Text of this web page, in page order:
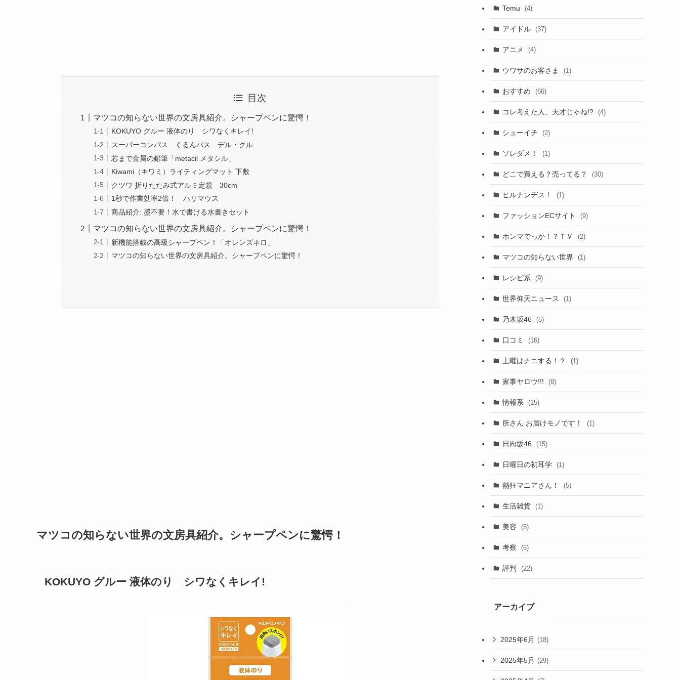
目次
マツコの知らない世界の文房具紹介。シャープペンに驚愕！
KOKUYO グルー 液体のり シワなくキレイ!
スーパーコンパス くるんパス デル・クル
芯まで金属の鉛筆「metacil メタシル」
Kiwami（キワミ）ライティングマット 下敷
クツワ 折りたたみ式アルミ定規 30cm
1秒で作業効率2倍！ ハリマウス
商品紹介: 墨不要！水で書ける水書きセット
マツコの知らない世界の文房具紹介。シャープペンに驚愕！
新機能搭載の高級シャープペン！「オレンズネロ」
マツコの知らない世界の文房具紹介。シャープペンに驚愕！
マツコの知らない世界の文房具紹介。シャープペンに驚愕！
KOKUYO グルー 液体のり シワなくキレイ!
Temu (4)
アイドル (37)
アニメ (4)
ウワサのお客さま (1)
おすすめ (66)
コレ考えた人、天才じゃね!? (4)
シューイチ (2)
ソレダメ！ (1)
どこで買える？売ってる？ (30)
ヒルナンデス！ (1)
ファッションECサイト (9)
ホンマでっか！？ＴＶ (2)
マツコの知らない世界 (1)
レシピ系 (9)
世界仰天ニュース (1)
乃木坂46 (5)
口コミ (16)
土曜はナニする！？ (1)
家事ヤロウ!!! (8)
情報系 (15)
所さん お届けモノです！ (1)
日向坂46 (15)
日曜日の初耳学 (1)
熱狂マニアさん！ (5)
生活雑貨 (1)
美容 (5)
考察 (6)
評判 (22)
アーカイブ
2025年6月 (18)
2025年5月 (29)